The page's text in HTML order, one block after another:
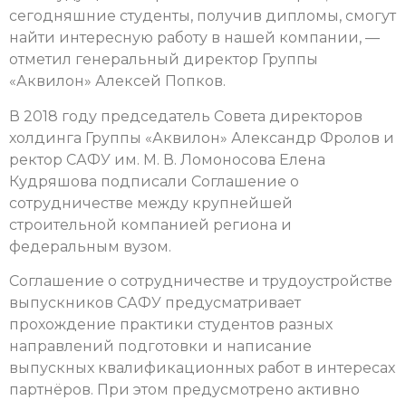
сегодняшние студенты, получив дипломы, смогут
найти интересную работу в нашей компании, —
отметил генеральный директор Группы
«Аквилон» Алексей Попков.
В 2018 году председатель Совета директоров
холдинга Группы «Аквилон» Александр Фролов и
ректор САФУ им. М. В. Ломоносова Елена
Кудряшова подписали Соглашение о
сотрудничестве между крупнейшей
строительной компанией региона и
федеральным вузом.
Соглашение о сотрудничестве и трудоустройстве
выпускников САФУ предусматривает
прохождение практики студентов разных
направлений подготовки и написание
выпускных квалификационных работ в интересах
партнёров. При этом предусмотрено активно